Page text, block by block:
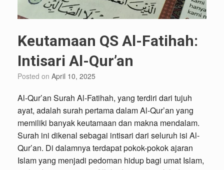
Keutamaan QS Al-Fatihah:
Intisari Al-Qur’an
Posted on April 10, 2025
Al-Qur’an Surah Al-Fatihah, yang terdiri dari tujuh
ayat, adalah surah pertama dalam Al-Qur’an yang
memiliki banyak keutamaan dan makna mendalam.
Surah ini dikenal sebagai intisari dari seluruh isi Al-
Qur’an. Di dalamnya terdapat pokok-pokok ajaran
Islam yang menjadi pedoman hidup bagi umat Islam,